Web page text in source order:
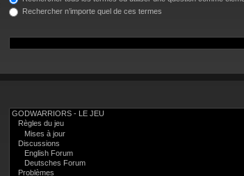
Rechercher n’importe quel de ces termes